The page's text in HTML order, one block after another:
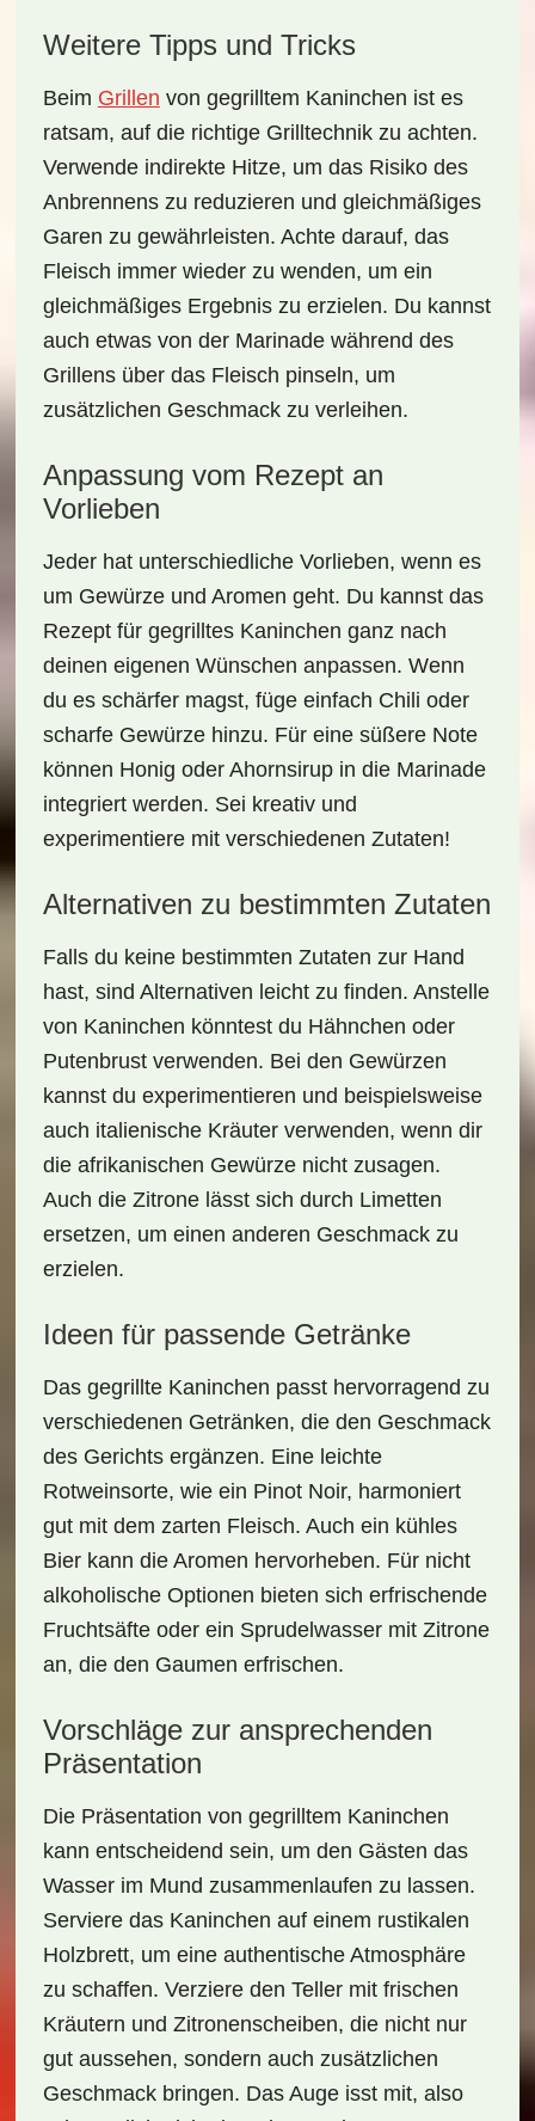
Weitere Tipps und Tricks
Beim Grillen von gegrilltem Kaninchen ist es
ratsam, auf die richtige Grilltechnik zu achten.
Verwende indirekte Hitze, um das Risiko des
Anbrennens zu reduzieren und gleichmäßiges
Garen zu gewährleisten. Achte darauf, das
Fleisch immer wieder zu wenden, um ein
gleichmäßiges Ergebnis zu erzielen. Du kannst
auch etwas von der Marinade während des
Grillens über das Fleisch pinseln, um
zusätzlichen Geschmack zu verleihen.
Anpassung vom Rezept an
Vorlieben
Jeder hat unterschiedliche Vorlieben, wenn es
um Gewürze und Aromen geht. Du kannst das
Rezept für gegrilltes Kaninchen ganz nach
deinen eigenen Wünschen anpassen. Wenn
du es schärfer magst, füge einfach Chili oder
scharfe Gewürze hinzu. Für eine süßere Note
können Honig oder Ahornsirup in die Marinade
integriert werden. Sei kreativ und
experimentiere mit verschiedenen Zutaten!
Alternativen zu bestimmten Zutaten
Falls du keine bestimmten Zutaten zur Hand
hast, sind Alternativen leicht zu finden. Anstelle
von Kaninchen könntest du Hähnchen oder
Putenbrust verwenden. Bei den Gewürzen
kannst du experimentieren und beispielsweise
auch italienische Kräuter verwenden, wenn dir
die afrikanischen Gewürze nicht zusagen.
Auch die Zitrone lässt sich durch Limetten
ersetzen, um einen anderen Geschmack zu
erzielen.
Ideen für passende Getränke
Das gegrillte Kaninchen passt hervorragend zu
verschiedenen Getränken, die den Geschmack
des Gerichts ergänzen. Eine leichte
Rotweinsorte, wie ein Pinot Noir, harmoniert
gut mit dem zarten Fleisch. Auch ein kühles
Bier kann die Aromen hervorheben. Für nicht
alkoholische Optionen bieten sich erfrischende
Fruchtsäfte oder ein Sprudelwasser mit Zitrone
an, die den Gaumen erfrischen.
Vorschläge zur ansprechenden
Präsentation
Die Präsentation von gegrilltem Kaninchen
kann entscheidend sein, um den Gästen das
Wasser im Mund zusammenlaufen zu lassen.
Serviere das Kaninchen auf einem rustikalen
Holzbrett, um eine authentische Atmosphäre
zu schaffen. Verziere den Teller mit frischen
Kräutern und Zitronenscheiben, die nicht nur
gut aussehen, sondern auch zusätzlichen
Geschmack bringen. Das Auge isst mit, also